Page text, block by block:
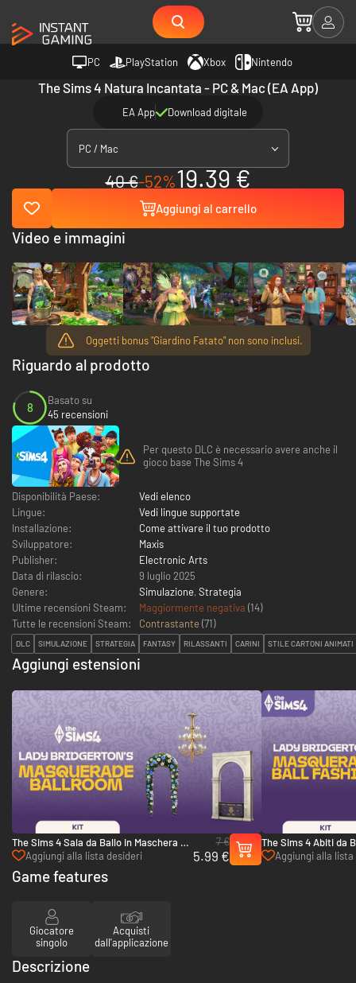
PC PlayStation Xbox Nintendo
The Sims 4 Natura Incantata - PC & Mac (EA App)
EA App Download digitale
PC / Mac
40 €-52%19.39 €
Aggiungi al carrello
Oggetti bonus "Giardino Fatato" non sono inclusi.
Riguardo al prodotto
8
Basato su
45 recensioni
Per questo DLC è necessario avere anche il
gioco base The Sims 4
Disponibilità Paese:
Vedi elenco
Lingue:
Vedi lingue supportate
Installazione:
Come attivare il tuo prodotto
Sviluppatore:
Maxis
Publisher:
Electronic Arts
Data di rilascio:
9 luglio 2025
Genere:
Simulazione, Strategia
Ultime recensioni Steam:
Maggiormente negativa (14)
Tutte le recensioni Steam:
Contrastante (71)
DLC SIMULAZIONE STRATEGIA FANTASY RILASSANTI CARINI STILE CARTONI ANIMATI
Aggiungi estensioni
The Sims 4 Sala da Ballo in Maschera di
Lady Bridgerton Kit - PC (EA App)
Aggiungi alla lista desideri
7 €
5.99 €
The Sims 4 Abiti da
Lady Bridgerton Kit -
Aggiungi alla lista
Video e immagini
Game features
Giocatore
singolo
Acquisti
dall'applicazione
Descrizione